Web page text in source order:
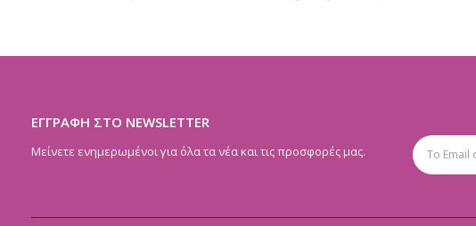
ΕΓΓΡΑΦΗ ΣΤΟ NEWSLETTER
Μείνετε ενημερωμένοι για όλα τα νέα και τις προσφορές μας.